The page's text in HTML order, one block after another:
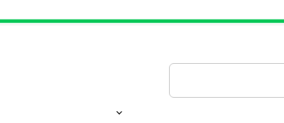
検
索